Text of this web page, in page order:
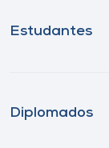
Estudantes
Diplomados